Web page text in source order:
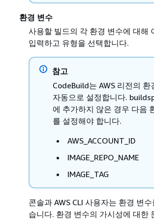
환경 변수
사용할 빌드의 각 환경 변수에 대해
입력하고 유형을 선택합니다.
참고
CodeBuild는 AWS 리전의 환
자동으로 설정합니다.
에 추가하지 않은 경우 다음
를 설정해야 합니다.
AWS_ACCOUNT_ID
IMAGE_REPO_NAME
IMAGE_TAG
콘솔과 AWS CLI 사용자는 환경 변
습니다. 환경 변수의 가시성에 대한